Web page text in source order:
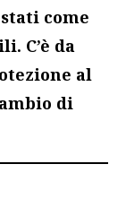
come
C’è da
al
di